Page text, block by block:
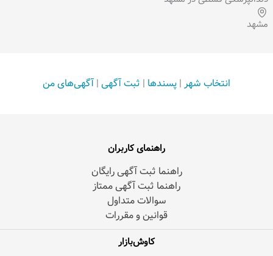
مشهد
انتخاب شهر | پسندها | ثبت آگهی | آگهی‌های من
راهنمای کاربران
راهنما ثبت آگهی رایگان
راهنما ثبت آگهی ممتاز
سوالات متداول
قوانین و مقررات
کاوش‌بازار